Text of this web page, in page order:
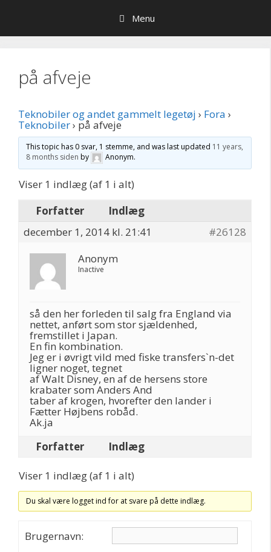
indhold
Menu
på afveje
Teknobiler og andet gammelt legetøj › Fora ›
Teknobiler› på afveje
This topic has 0 svar, 1 stemme, and was last updated 11 years,
8 months siden by Anonym.
Viser 1 indlæg (af 1 i alt)
Forfatter
Indlæg
december 1, 2014 kl. 21:41
#26128
Anonym
Inactive
så den her forleden til salg fra England via
nettet, anført som stor sjældenhed,
fremstillet i Japan.
En fin kombination.
Jeg er i øvrigt vild med fiske transfers`n-det
ligner noget, tegnet
af Walt Disney, en af de hersens store
krabater som Anders And
taber af krogen, hvorefter den lander i
Fætter Højbens robåd.
Ak.ja
Forfatter
Indlæg
Viser 1 indlæg (af 1 i alt)
Du skal være logget ind for at svare på dette indlæg.
Brugernavn: